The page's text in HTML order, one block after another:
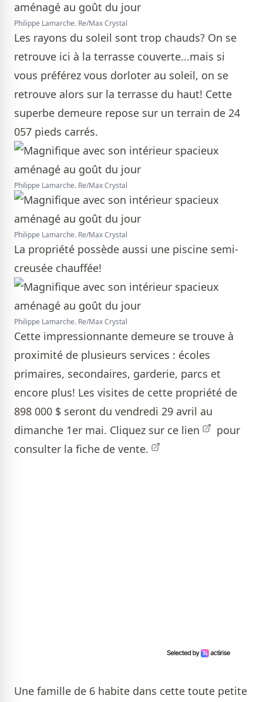
Philippe Lamarche. Re/Max Crystal
Les rayons du soleil sont trop chauds? On se
retrouve ici à la terrasse couverte...mais si
vous préférez vous dorloter au soleil, on se
retrouve alors sur la terrasse du haut! Cette
superbe demeure repose sur un terrain de 24
057 pieds carrés.
Philippe Lamarche. Re/Max Crystal
Philippe Lamarche. Re/Max Crystal
La propriété possède aussi une piscine semi-
creusée chauffée!
Philippe Lamarche. Re/Max Crystal
Cette impressionnante demeure se trouve à
proximité de plusieurs services : écoles
primaires, secondaires, garderie, parcs et
encore plus! Les visites de cette propriété de
898 000 $ seront du vendredi 29 avril au
dimanche 1er mai. Cliquez sur ce lien
pour
consulter la fiche de vente.
Une famille de 6 habite dans cette toute petite